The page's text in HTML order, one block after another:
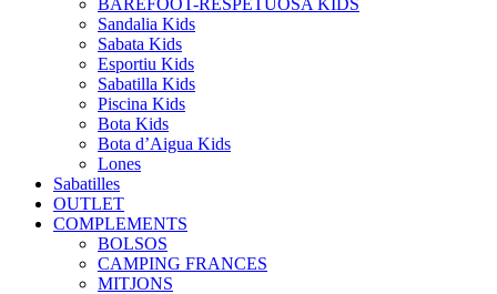
BAREFOOT-RESPETUOSA KIDS
Sandalia Kids
Sabata Kids
Esportiu Kids
Sabatilla Kids
Piscina Kids
Bota Kids
Bota d’Aigua Kids
Lones
Sabatilles
OUTLET
COMPLEMENTS
BOLSOS
CAMPING FRANCES
MITJONS